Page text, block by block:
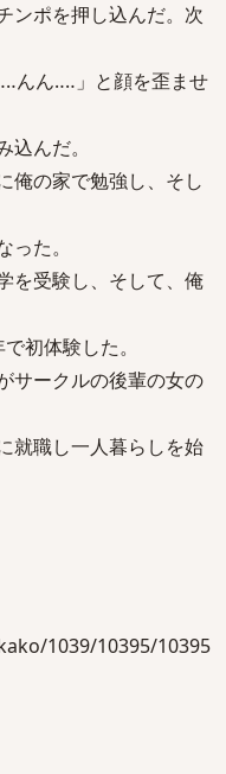
ンポを押し込んだ。次
んん‥‥」と顔を歪ませ
んだ。
俺の家で勉強し、そし
た。
を受験し、そして、俺
初体験した。
サークルの後輩の女の
就職し一人暮らしを始
1039/10395/10395